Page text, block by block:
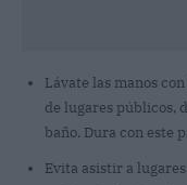
Lávate las manos
de lugares públicos,
baño. Dura con este
Evita asistir a